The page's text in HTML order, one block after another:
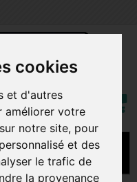
cookies
et d'autres
améliorer votre
notre site, pour
et des
le trafic de
la provenance
Rechercher
Mon